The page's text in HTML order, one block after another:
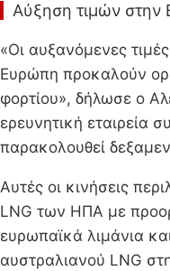
Αύξηση τιμών στην
«Οι αυξανόμενες
Ευρώπη προκαλούν
φορτίου», δήλωσε ο
ερευνητική εταιρεία
παρακολουθεί
Αυτές οι κινήσεις
LNG των ΗΠΑ με
ευρωπαϊκά λιμάνια
αυστραλιανού LNG